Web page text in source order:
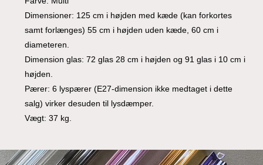
Dimensioner: 125 cm i højden med kæde (kan forkortes
samt forlænges) 55 cm i højden uden kæde, 60 cm i
diameteren.
Dimension glas: 72 glas 28 cm i højden og 91 glas i 10 cm i
højden.
Pærer: 6 lyspærer (E27-dimension ikke medtaget i dette
salg) virker desuden til lysdæmper.
Vægt: 37 kg.